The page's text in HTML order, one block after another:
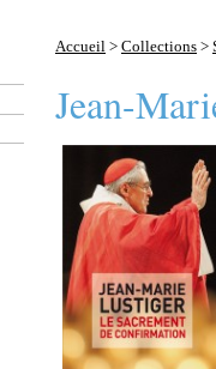
Accueil > Collections >
Jean-